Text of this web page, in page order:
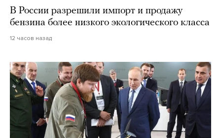
В России разрешили импорт и продажу
бензина более низкого экологического класса
12 часов назад